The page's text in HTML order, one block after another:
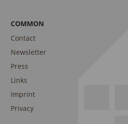
COMMON
Contact
Newsletter
Press
Links
Imprint
Privacy